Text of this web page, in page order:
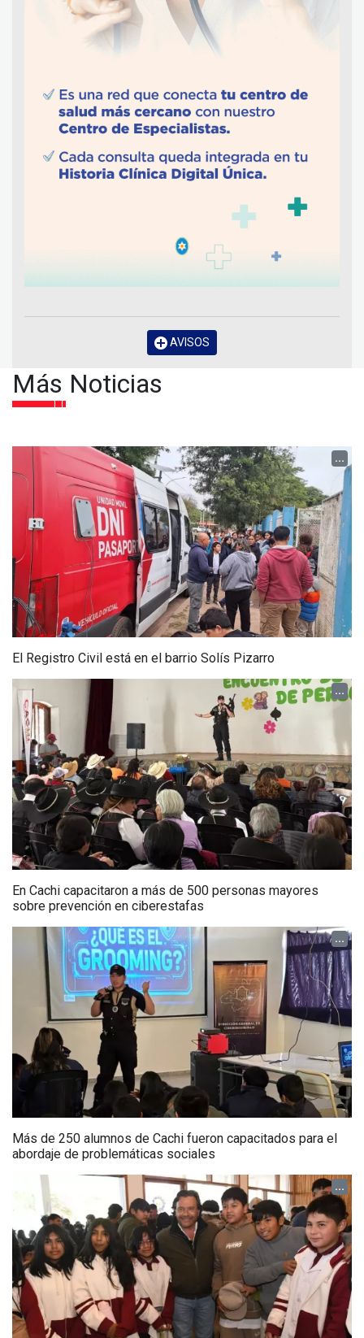
AVISOS
Más Noticias
...
El Registro Civil está en el barrio Solís Pizarro
...
En Cachi capacitaron a más de 500 personas mayores
sobre prevención en ciberestafas
...
Más de 250 alumnos de Cachi fueron capacitados para el
abordaje de problemáticas sociales
...